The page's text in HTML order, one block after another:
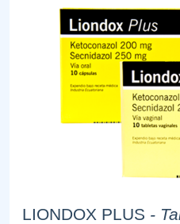
LIONDOX PLUS -